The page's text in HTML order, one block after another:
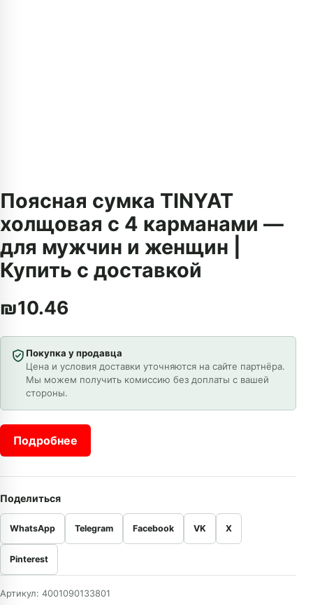
Поясная сумка TINYAT
холщовая с 4 карманами —
для мужчин и женщин |
Купить с доставкой
₪10.46
Покупка у продавца
Цена и условия доставки уточняются на сайте партнёра.
Мы можем получить комиссию без доплаты с вашей
стороны.
Подробнее
Поделиться
WhatsApp Telegram Facebook VK X
Pinterest
Артикул: 4001090133801